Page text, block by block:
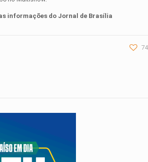
informações do Jornal de Brasília
74